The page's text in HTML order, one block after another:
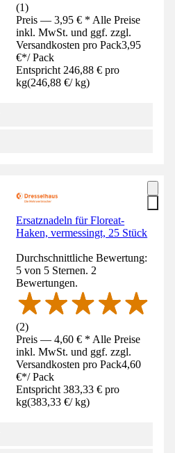
(1)
Preis — 3,95 € * Alle Preise
inkl. MwSt. und ggf. zzgl.
Versandkosten pro Pack3,95
€*/ Pack
Entspricht 246,88 € pro
kg(246,88 €/ kg)
Ersatznadeln für Floreat-
Haken, vermessingt, 25 Stück
Durchschnittliche Bewertung:
5 von 5 Sternen. 2
Bewertungen.
(2)
Preis — 4,60 € * Alle Preise
inkl. MwSt. und ggf. zzgl.
Versandkosten pro Pack4,60
€*/ Pack
Entspricht 383,33 € pro
kg(383,33 €/ kg)